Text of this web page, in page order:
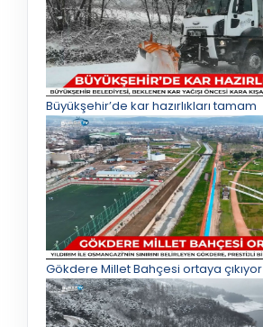
Büyükşehir’de kar hazırlıkları tamam
Gökdere Millet Bahçesi ortaya çıkıyor